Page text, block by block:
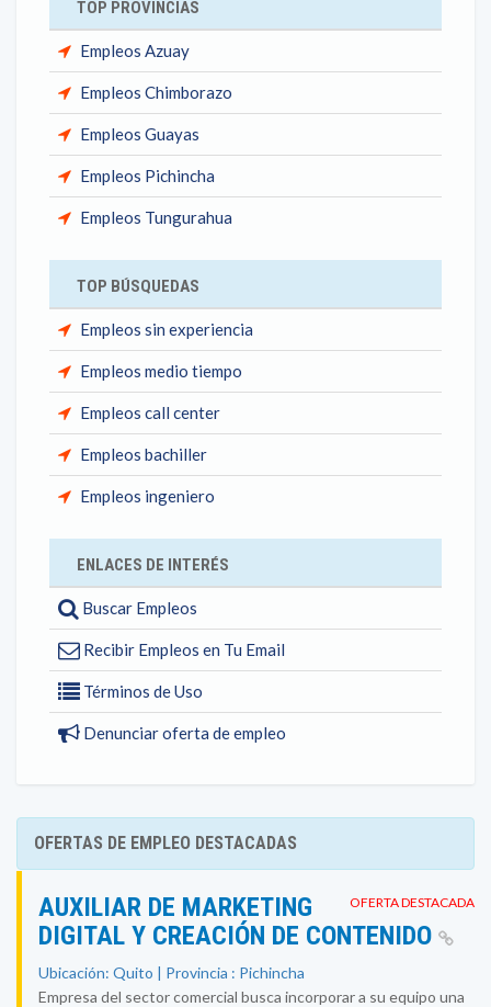
TOP PROVINCIAS
Empleos Azuay
Empleos Chimborazo
Empleos Guayas
Empleos Pichincha
Empleos Tungurahua
TOP BÚSQUEDAS
Empleos sin experiencia
Empleos medio tiempo
Empleos call center
Empleos bachiller
Empleos ingeniero
ENLACES DE INTERÉS
Buscar Empleos
Recibir Empleos en Tu Email
Términos de Uso
Denunciar oferta de empleo
OFERTAS DE EMPLEO DESTACADAS
OFERTA DESTACADA
AUXILIAR DE MARKETING
DIGITAL Y CREACIÓN DE CONTENIDO
Ubicación: Quito | Provincia : Pichincha
Empresa del sector comercial busca incorporar a su equipo una